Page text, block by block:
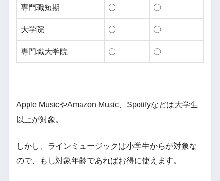
専門職短期 〇 〇
大学院 〇 〇
専門職大学院 〇 〇
Apple MusicやAmazon Music、Spotifyなどは大学生
以上が対象。
しかし、ラインミュージックは小学生からが対象な
ので、もし対象年齢であればお得に使えます。